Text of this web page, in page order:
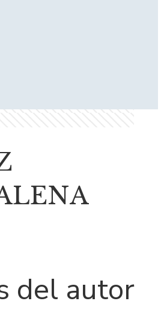
del autor